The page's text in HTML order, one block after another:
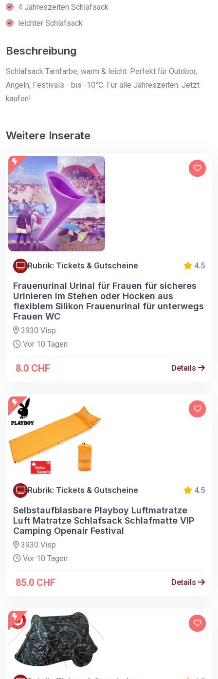
4 Jahreszeiten Schlafsack
leichter Schlafsack
Beschreibung
Schlafsack Tarnfarbe, warm & leicht. Perfekt für Outdoor,
Angeln, Festivals - bis -10°C. Für alle Jahreszeiten. Jetzt
kaufen!
Weitere Inserate
Rubrik: Tickets & Gutscheine 4.5
Frauenurinal Urinal für Frauen für sicheres
Urinieren im Stehen oder Hocken aus
flexiblem Silikon Frauenurinal für unterwegs
Frauen WC
3930 Visp
Vor 10 Tagen
8.0 CHF Details
Rubrik: Tickets & Gutscheine 4.5
Selbstaufblasbare Playboy Luftmatratze
Luft Matratze Schlafsack Schlafmatte VIP
Camping Openair Festival
3930 Visp
Vor 10 Tagen
85.0 CHF Details